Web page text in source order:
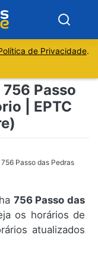
de Privacidade.
Passo
| EPTC
756 Passo das Pedras
756 Passo das
os horários de
atualizados